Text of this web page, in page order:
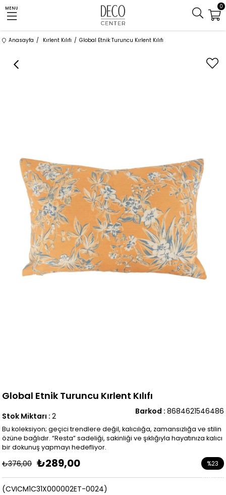
MENU 0
Anasayfa Kırlent Kılıfı Global Etnik Turuncu Kırlent Kılıfı
Global Etnik Turuncu Kırlent Kılıfı
Barkod : 8684621546486
Stok Miktarı : 2
Bu koleksiyon; geçici trendlere değil, kalıcılığa, zamansızlığa ve stilin
özüne bağlıdır. “Resta” sadeliği, sakinliği ve şıklığıyla hayatınıza kalıcı
bir dokunuş yapmayı hedefliyor.
₺376,00 ₺289,00 %23
İndirim
(CVICM1C31X000002ET-0024)